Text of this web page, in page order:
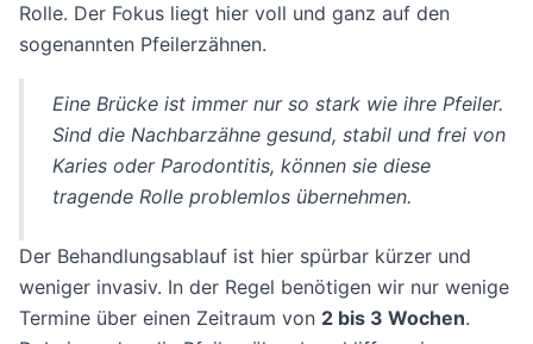
Rolle. Der Fokus liegt hier voll und ganz auf den
sogenannten Pfeilerzähnen.
Eine Brücke ist immer nur so stark wie ihre Pfeiler.
Sind die Nachbarzähne gesund, stabil und frei von
Karies oder Parodontitis, können sie diese
tragende Rolle problemlos übernehmen.
Der Behandlungsablauf ist hier spürbar kürzer und
weniger invasiv. In der Regel benötigen wir nur wenige
Termine über einen Zeitraum von 2 bis 3 Wochen.